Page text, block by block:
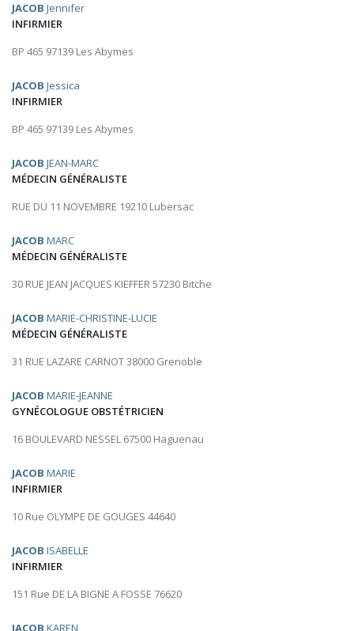
JACOB Jennifer
INFIRMIER
BP 465 97139 Les Abymes
JACOB Jessica
INFIRMIER
BP 465 97139 Les Abymes
JACOB JEAN-MARC
MÉDECIN GÉNÉRALISTE
RUE DU 11 NOVEMBRE 19210 Lubersac
JACOB MARC
MÉDECIN GÉNÉRALISTE
30 RUE JEAN JACQUES KIEFFER 57230 Bitche
JACOB MARIE-CHRISTINE-LUCIE
MÉDECIN GÉNÉRALISTE
31 RUE LAZARE CARNOT 38000 Grenoble
JACOB MARIE-JEANNE
GYNÉCOLOGUE OBSTÉTRICIEN
16 BOULEVARD NESSEL 67500 Haguenau
JACOB MARIE
INFIRMIER
10 Rue OLYMPE DE GOUGES 44640
JACOB ISABELLE
INFIRMIER
151 Rue DE LA BIGNE A FOSSE 76620
JACOB KAREN